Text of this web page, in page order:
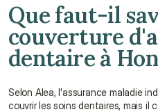
Que faut-il
couverture
dentaire à
Selon Alea, l'assurance maladie
couvrir les soins dentaires, mais il